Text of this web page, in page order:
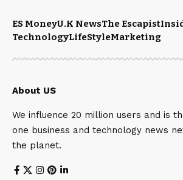
ES MoneyU.K NewsThe Escapist
TechnologyLifeStyleMarketing
About US
We influence 20 million users and is
one business and technology news
the planet.